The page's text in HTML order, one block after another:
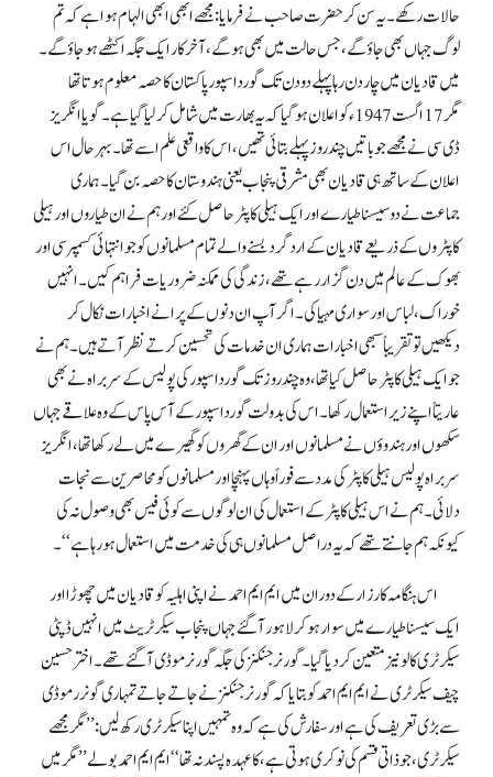
حالات رکھے۔ یہ سن کر حضرت صاحب نے فرمایا: مجھے ابھی ابھی الہام ہوا ہے کہ تم
لوگ جہاں بھی جاؤ گے، جس حالت میں بھی ہو گے، آخر کار ایک جگہ اکٹھے ہو جاؤ گے۔
میں قادیان میں چار دن رہا پہلے دو دن تک گورداسپور پاکستان کا حصہ معلوم ہوتا تھا
مگر 17 اگست 1947ء کو اعلان ہو گیا کہ یہ بھارت میں شامل کر لیا گیا ہے۔ گویا انگریز
ڈی سی نے مجھے جو باتیں چند روز پہلے بتائی تھیں، اس کا واقعی علم اسے تھا۔ بہرحال اس
اعلان کے ساتھ ہی قادیان بھی مشرقی پنجاب یعنی ہندوستان کا حصہ بن گیا۔ ہماری
جماعت نے دو سیسنا طیارے اور ایک ہیلی کاپٹر حاصل کئے اور ہم نے ان طیاروں اور ہیلی
کاپٹروں کے ذریعے قادیان کے اردگرد بسنے والے تمام مسلمانوں کو جو انتہائی کسمپرسی اور
بھوک کے عالم میں دن گزار رہے تھے، زندگی کی ممکنہ ضروریات فراہم کیں۔ انہیں
خوراک، لباس اور سواری مہیا کی۔ اگر آپ ان دنوں کے پرانے اخبارات نکال کر
دیکھیں تو تقریباً سبھی اخبارات ہماری ان خدمات کی تحسین کرتے نظر آتے ہیں۔ ہم نے
جو ایک ہیلی کاپٹر حاصل کیا تھا، وہ چند روز تک گورداسپور کی پولیس کے سربراہ نے بھی
عاریتاً اپنے زیر استعمال رکھا۔ اس کی بدولت گورداسپور کے آس پاس کے وہ علاقے جہاں
سکھوں اور ہندوؤں نے مسلمانوں اور ان کے گھروں کو گھیرے میں لے رکھا تھا، انگریز
سربراہ پولیس ہیلی کاپٹر کی مدد سے فوراً وہاں پہنچا اور مسلمانوں کو محاصرین سے نجات
دلائی۔ ہم نے اس ہیلی کاپٹر کے استعمال کی ان لوگوں سے کوئی فیس بھی وصول نہ کی
کیونکہ ہم جانتے تھے کہ یہ دراصل مسلمانوں ہی کی خدمت میں استعمال ہو رہا ہے‘‘۔
اس ہنگامہ کارزار کے دوران میں ایم ایم احمدنے اپنی اہلیہ کو قادیان میں چھوڑا اور
ایک سیسنا طیارے میں سوار ہو کر لاہور آ گئے جہاں پنجاب سیکرٹریٹ میں انہیں ڈپٹی
سیکرٹری کالونیز متعین کر دیا گیا۔ گورنر جنکنز کی جگہ گورنر موڈی آ گئے تھے۔ اخترحسین
چیف سیکرٹری نے ایم ایم احمد کو بتایا کہ گورنر جنکنز نے جاتے جاتے تمہاری گونرر موڈی
سے بڑی تعریف کی ہے اور سفارش کی ہے کہ وہ تمہیں اپنا سیکرٹری رکھ لیں: ’’مگر مجھے
سیکرٹری، جو ذاتی قسم کی نوکری ہوتی ہے، کا عہدہ پسندنہ تھا‘‘ ایم ایم احمد بولے ’’مگر میں